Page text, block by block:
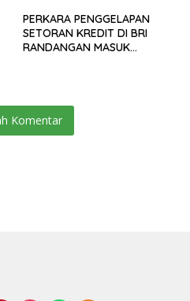
PERKARA PENGGELAPAN
SETORAN KREDIT DI BRI
RANDANGAN MASUK
Komentar